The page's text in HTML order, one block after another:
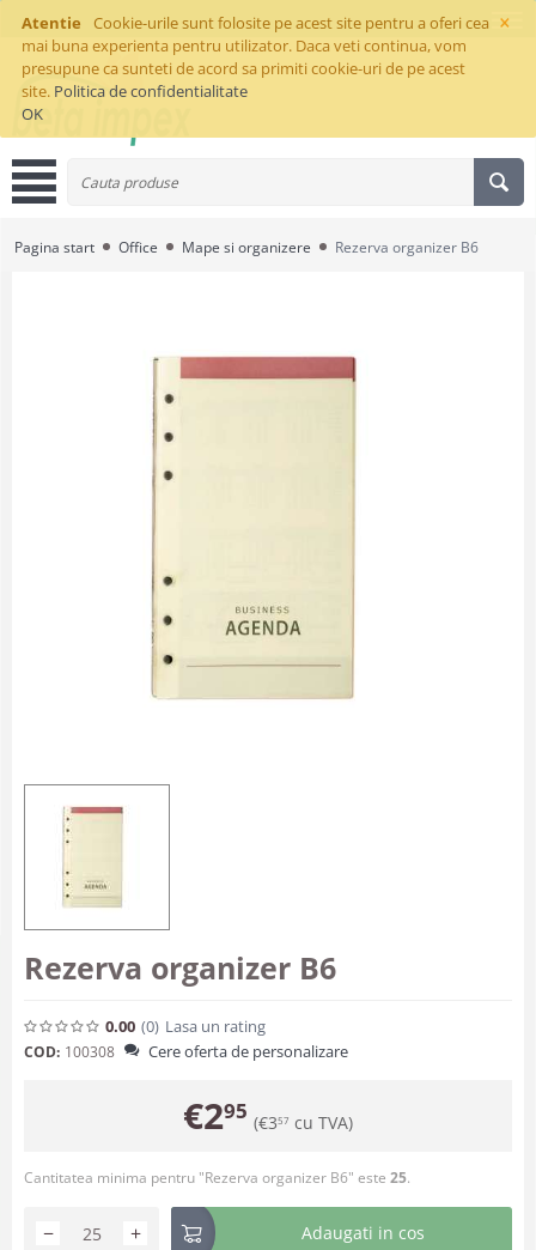
×
Atentie
Cookie-urile sunt folosite pe acest site pentru a oferi cea
mai buna experienta pentru utilizator. Daca veti continua, vom
presupune ca sunteti de acord sa primiti cookie-uri de pe acest
site. Politica de confidentialitate
OK
Pagina start Office Mape si organizere Rezerva organizer B6
Rezerva organizer B6
0.00 (0) Lasa un rating
COD: 100308 Cere oferta de personalizare
€295 (€357 cu TVA)
Cantitatea minima pentru "Rezerva organizer B6" este 25.
+
− Adaugati in cos